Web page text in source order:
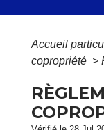
Accueil
copropriété >